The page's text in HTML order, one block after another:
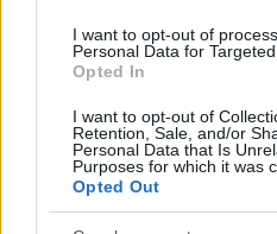
I want to opt-out of
Personal Data for Targeted
Opted In
I want to opt-out of
Retention, Sale, and/or
Personal Data that Is
Purposes for which it was
Opted Out
Opozorilo:Po 297. členu
posameznik kazensko
sovraštva, nasilja ali nestrpnosti.
rasističnimi, diskriminatornimi
odstranjeni. Pravila